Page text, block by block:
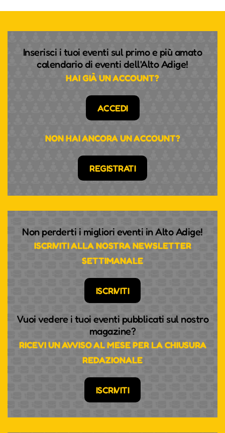
Inserisci i tuoi eventi sul primo e più amato
calendario di eventi dell'Alto Adige!
HAI GIÀ UN ACCOUNT?
ACCEDI
NON HAI ANCORA UN ACCOUNT?
REGISTRATI
Non perderti i migliori eventi in Alto Adige!
ISCRIVITI ALLA NOSTRA NEWSLETTER
SETTIMANALE
ISCRIVITI
Vuoi vedere i tuoi eventi pubblicati sul nostro
magazine?
RICEVI UN AVVISO AL MESE PER LA CHIUSURA
REDAZIONALE
ISCRIVITI